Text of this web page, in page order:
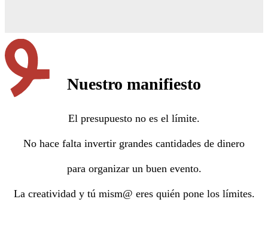
Nuestro manifiesto
El presupuesto no es el límite.
No hace falta invertir grandes cantidades de dinero
para organizar un buen evento.
La creatividad y tú mism@ eres quién pone los límites.